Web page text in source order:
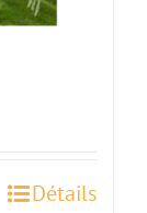
Détails